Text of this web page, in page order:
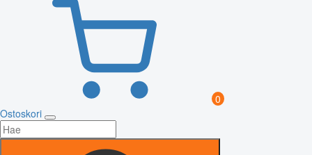
0
Ostoskori